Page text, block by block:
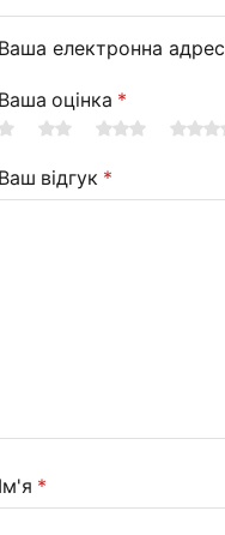
Ваша електронна
Ваша оцінка *
Ваш відгук *
Ім'я *